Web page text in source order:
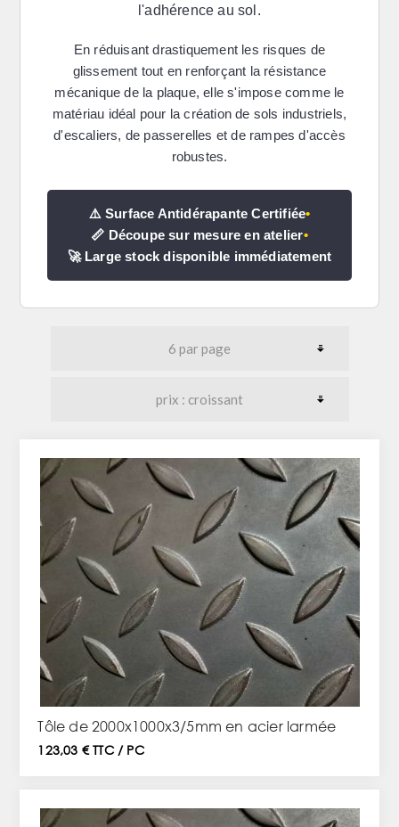
l'adhérence au sol.
En réduisant drastiquement les risques de
glissement tout en renforçant la résistance
mécanique de la plaque, elle s'impose comme le
matériau idéal pour la création de sols industriels,
d'escaliers, de passerelles et de rampes d'accès
robustes.
⚠️ Surface Antidérapante Certifiée•
📏 Découpe sur mesure en atelier•
🚀 Large stock disponible immédiatement
Tôle de 2000x1000x3/5mm en acier larmée
123,03 € TTC / PC